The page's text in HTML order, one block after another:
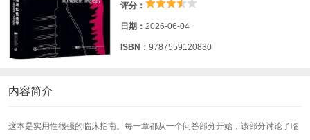
评分：
日期： 2026-06-04
ISBN： 9787559120830
内容简介
这本是实用性很强的临床指南。每一章都从一个问答部分开始，该部分讨论了临